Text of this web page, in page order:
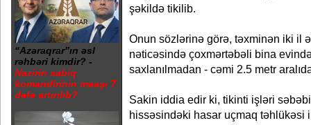
“Azəraqrar”ın əsl
rəhbəri kimdir? -
Nazirin sabiq
komandirinin maaşı 7
dəfə artırılıb?
şəkildə tikilib.
Onun sözlərinə görə, təxminən iki il
nəticəsində çoxmərtəbəli bina
saxlanılmadan - cəmi 2.5 metr
Sakin iddia edir ki, tikinti işləri
hissəsindəki hasar uçmaq təhlükəsi